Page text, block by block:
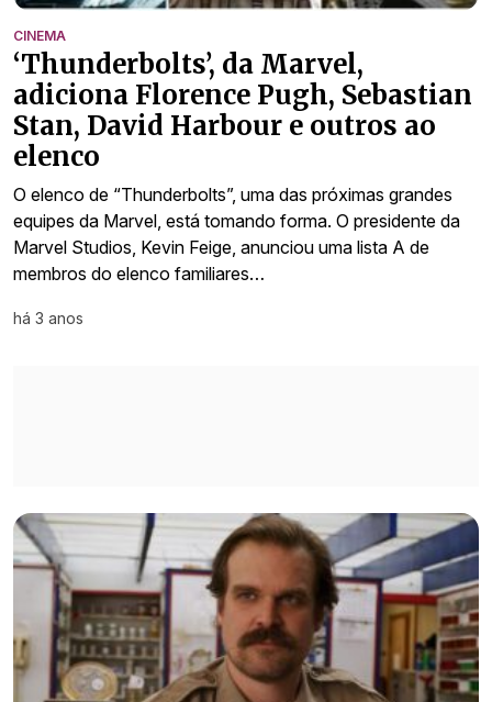
CINEMA
‘Thunderbolts’, da Marvel,
adiciona Florence Pugh, Sebastian
Stan, David Harbour e outros ao
elenco
O elenco de “Thunderbolts”, uma das próximas grandes
equipes da Marvel, está tomando forma. O presidente da
Marvel Studios, Kevin Feige, anunciou uma lista A de
membros do elenco familiares…
há 3 anos